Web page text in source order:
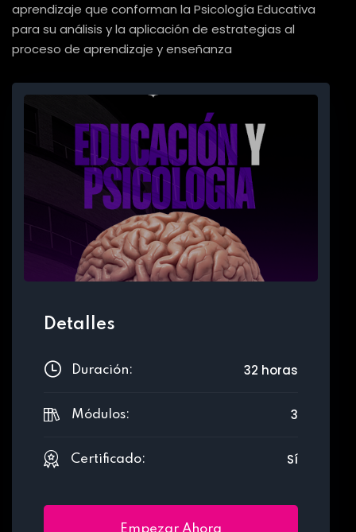
aprendizaje que conforman la Psicología Educativa
para su análisis y la aplicación de estrategias al
proceso de aprendizaje y enseñanza
Detalles
Duración: 32 horas
Módulos: 3
Certificado: Sí
Empezar Ahora